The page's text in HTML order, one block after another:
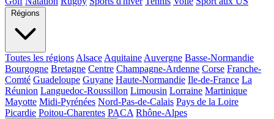
Régions
Toutes les régions Alsace Aquitaine Auvergne Basse-Normandie
Bourgogne Bretagne Centre Champagne-Ardenne Corse Franche-
Comté Guadeloupe Guyane Haute-Normandie Ile-de-France La
Réunion Languedoc-Roussillon Limousin Lorraine Martinique
Mayotte Midi-Pyrénées Nord-Pas-de-Calais Pays de la Loire
Picardie Poitou-Charentes PACA Rhône-Alpes